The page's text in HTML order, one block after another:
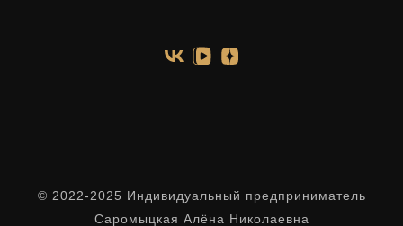
© 2022-2025 Индивидуальный предприниматель
Саромыцкая Алёна Николаевна